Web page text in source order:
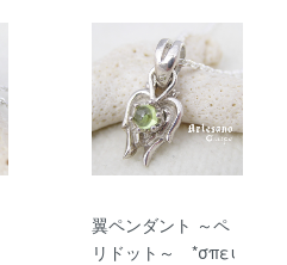
翼ペンダント ～ペ
リドット～ *σπει